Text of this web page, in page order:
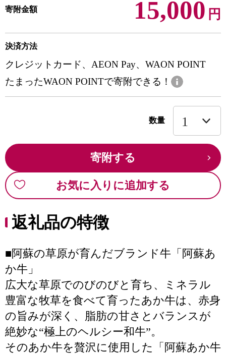
寄附金額 15,000 円
決済方法
クレジットカード、AEON Pay、WAON POINT
たまったWAON POINTで寄附できる！
数量
寄附する
お気に入りに追加する
返礼品の特徴
■阿蘇の草原が育んだブランド牛「阿蘇あ
か牛」
広大な草原でのびのびと育ち、ミネラル
豊富な牧草を食べて育ったあか牛は、赤身
の旨みが深く、脂肪の甘さとバランスが
絶妙な“極上のヘルシー和牛”。
そのあか牛を贅沢に使用した「阿蘇あか牛